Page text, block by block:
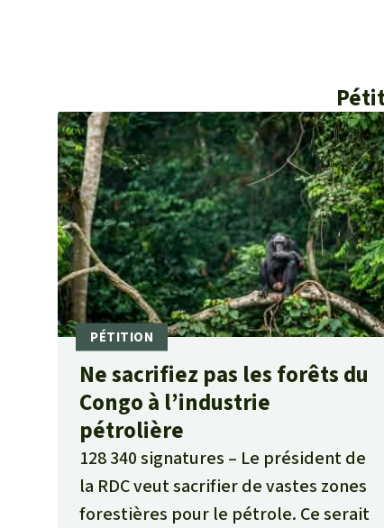
Ne sacrifiez pas les forêts du
Congo à l’industrie
pétrolière
128 340 signatures
Le président de
la RDC veut sacrifier de vastes zones
forestières pour le pétrole. Ce serait